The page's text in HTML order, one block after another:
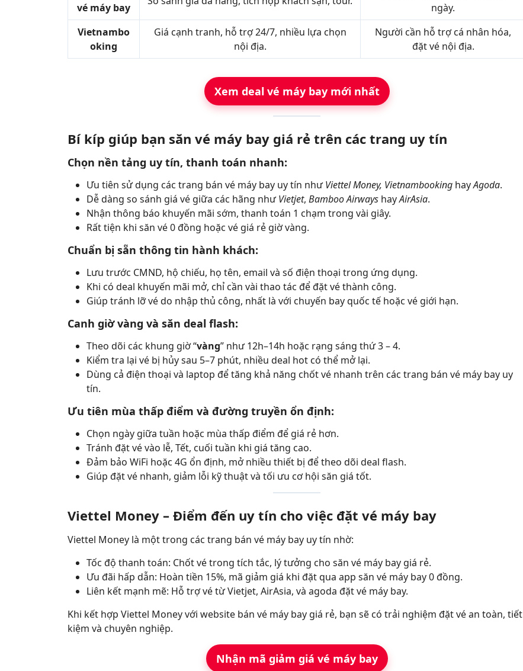
vé máy bay
ngày.
Vietnambo
oking
Giá cạnh tranh, hỗ trợ 24/7, nhiều lựa chọn
nội địa.
Người cần hỗ trợ cá nhân hóa,
đặt vé nội địa.
Xem deal vé máy bay mới nhất
Bí kíp giúp bạn săn vé máy bay giá rẻ trên các trang uy tín
Chọn nền tảng uy tín, thanh toán nhanh:
Ưu tiên sử dụng các trang bán vé máy bay uy tín nhưViettel Money, Vietnambooking hayAgoda.
Dễ dàng so sánh giá vé giữa các hãng nhưVietjet, Bamboo Airways hayAirAsia.
Nhận thông báo khuyến mãi sớm, thanh toán 1 chạm trong vài giây.
Rất tiện khi săn vé 0 đồng hoặc vé giá rẻ giờ vàng.
Chuẩn bị sẵn thông tin hành khách:
Lưu trước CMND, hộ chiếu, họ tên, email và số điện thoại trong ứng dụng.
Khi có deal khuyến mãi mở, chỉ cần vài thao tác để đặt vé thành công.
Giúp tránh lỡ vé do nhập thủ công, nhất là với chuyến bay quốc tế hoặc vé giới hạn.
Canh giờ vàng và săn deal flash:
Theo dõi các khung giờ “vàng” như 12h–14h hoặc rạng sáng thứ 3 – 4.
Kiểm tra lại vé bị hủy sau 5–7 phút, nhiều deal hot có thể mở lại.
Dùng cả điện thoại và laptop để tăng khả năng chốt vé nhanh trên các trang bán vé máy bay uy
tín.
Ưu tiên mùa thấp điểm và đường truyền ổn định:
Chọn ngày giữa tuần hoặc mùa thấp điểm để giá rẻ hơn.
Tránh đặt vé vào lễ, Tết, cuối tuần khi giá tăng cao.
Đảm bảo WiFi hoặc 4G ổn định, mở nhiều thiết bị để theo dõi deal flash.
Giúp đặt vé nhanh, giảm lỗi kỹ thuật và tối ưu cơ hội săn giá tốt.
Viettel Money – Điểm đến uy tín cho việc đặt vé máy bay
Viettel Money là một trong các trang bán vé máy bay uy tín nhờ:
Tốc độ thanh toán: Chốt vé trong tích tắc, lý tưởng cho săn vé máy bay giá rẻ.
Ưu đãi hấp dẫn: Hoàn tiền 15%, mã giảm giá khi đặt qua app săn vé máy bay 0 đồng.
Liên kết mạnh mẽ: Hỗ trợ vé từ Vietjet, AirAsia, và agoda đặt vé máy bay.
Khi kết hợp Viettel Money với website bán vé máy bay giá rẻ, bạn sẽ có trải nghiệm đặt vé an toàn, tiết
kiệm và chuyên nghiệp.
Nhận mã giảm giá vé máy bay